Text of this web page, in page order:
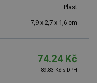
Plast
7,9 x 2,7 x 1,6 cm
74.24 Kč
89.83 Kč s DPH